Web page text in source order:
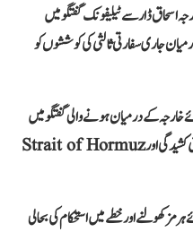
اسحاق ڈار سے ٹیلیفونک گفتگو میں
جاری سفارتی ثالثی کی کوششوں کو
خارجہ کے درمیان ہونے والی گفتگو میں
خطے کی مجموعی صورتحال، مشرق وسطیٰ میں بڑھتی کشیدگی اور Strait of Hormuz
کھولنے اور خطے میں استحکام کی بحالی